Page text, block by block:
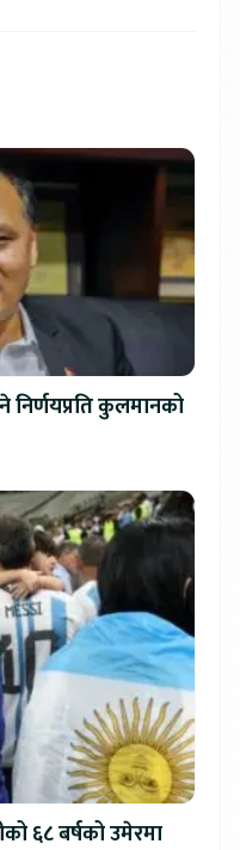
निर्णयप्रति कुलमानको
६८ बर्षको उमेरमा